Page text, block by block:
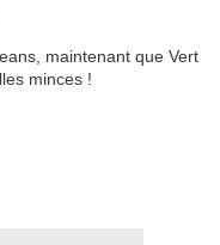
maintenant que Vert
minces !